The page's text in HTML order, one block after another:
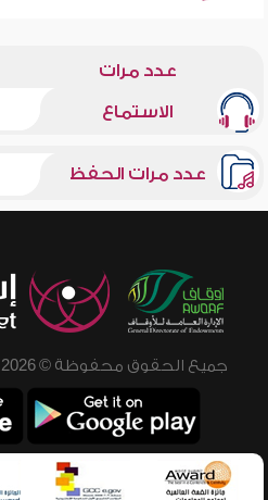
عدد مرات
الاستماع
عدد مرات الحفظ
جميع الحقوق محفوظة © 2026 - 1998 لشبكة إسلام ويب